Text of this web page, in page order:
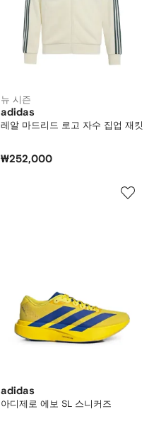
뉴 시즌
adidas
레알 마드리드 로고 자수 집업 재킷
₩252,000
adidas
아디제로 에보 SL 스니커즈